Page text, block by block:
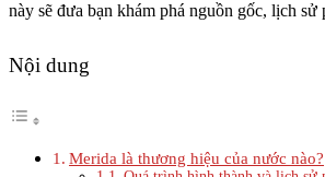
này sẽ đưa bạn khám phá nguồn gốc, lịch
Nội dung
Merida là thương hiệu của nước nào?